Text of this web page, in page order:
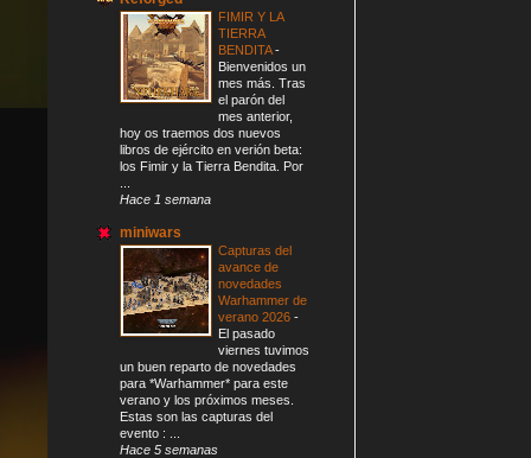
FIMIR Y LA
TIERRA
BENDITA-
Bienvenidos un
mes más. Tras
el parón del
mes anterior,
hoy os traemos dos nuevos
libros de ejército en verión beta:
los Fimir y la Tierra Bendita. Por
Hace 1 semana
miniwars
Capturas del
avance de
novedades
Warhammer de
verano 2026 -
El pasado
viernes tuvimos
un buen reparto de novedades
para *Warhammer* para este
verano y los próximos meses.
Estas son las capturas del
evento : ...
Hace 5 semanas